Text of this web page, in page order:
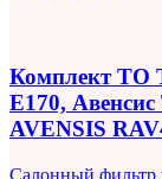
Комплект ТО
E170,
AVENSIS
Салонный фильтр